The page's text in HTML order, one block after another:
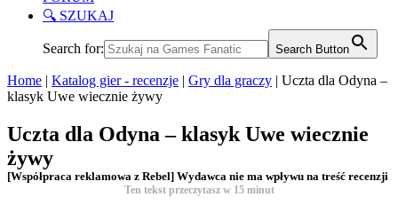
🔍 SZUKAJ
Search for: Search Button
Home | Katalog gier - recenzje | Gry dla graczy | Uczta dla Odyna –
klasyk Uwe wiecznie żywy
Uczta dla Odyna – klasyk Uwe wiecznie
żywy
[Współpraca reklamowa z Rebel] Wydawca nie ma wpływu na treść recenzji
Ten tekst przeczytasz w 15 minut